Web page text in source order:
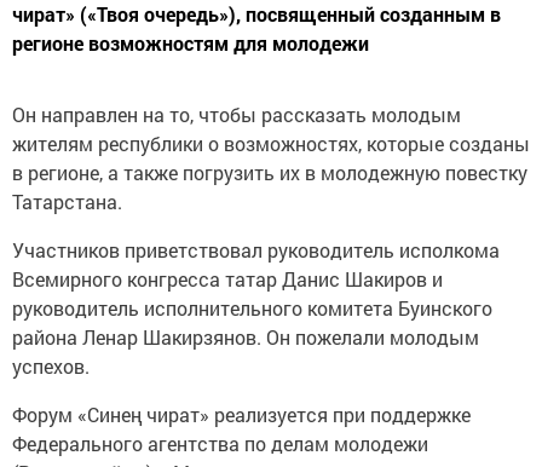
чират» («Твоя очередь»), посвященный созданным в
регионе возможностям для молодежи
Он направлен на то, чтобы рассказать молодым
жителям республики о возможностях, которые созданы
в регионе, а также погрузить их в молодежную повестку
Татарстана.
Участников приветствовал руководитель исполкома
Всемирного конгресса татар Данис Шакиров и
руководитель исполнительного комитета Буинского
района Ленар Шакирзянов. Он пожелали молодым
успехов.
Форум «Синең чират» реализуется при поддержке
Федерального агентства по делам молодежи